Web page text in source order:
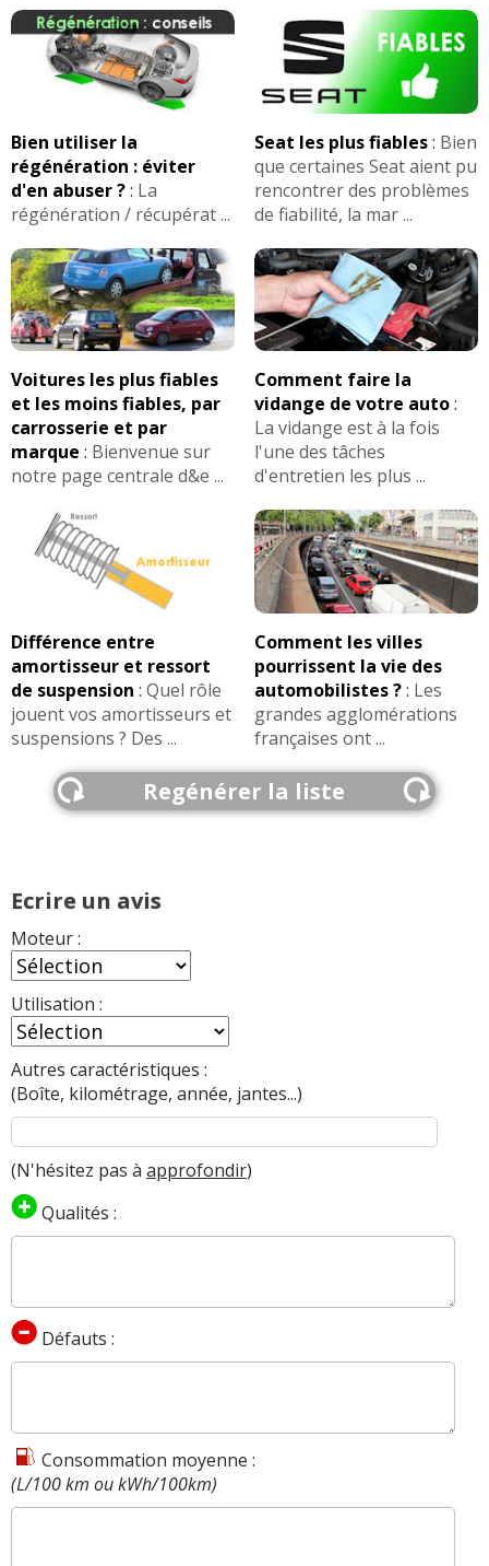
Bien utiliser la
régénération : éviter
d'en abuser ?: La
régénération / récupérat ...
Seat les plus fiables: Bien
que certaines Seat aient pu
rencontrer des problèmes
de fiabilité, la mar ...
Voitures les plus fiables
et les moins fiables, par
carrosserie et par
marque : Bienvenue sur
notre page centrale d&e ...
Comment faire la
vidange de votre auto:
La vidange est à la fois
l'une des tâches
d'entretien les plus ...
Différence entre
amortisseur et ressort
de suspension : Quel rôle
jouent vos amortisseurs et
suspensions ? Des ...
Comment les villes
pourrissent la vie des
automobilistes ?: Les
grandes agglomérations
françaises ont ...
Regénérer la liste
Ecrire un avis
Moteur :
Utilisation :
Autres caractéristiques :
(Boîte, kilométrage, année, jantes...)
(N'hésitez pas à approfondir)
Qualités :
Défauts :
Consommation moyenne :
(L/100 km ou kWh/100km)